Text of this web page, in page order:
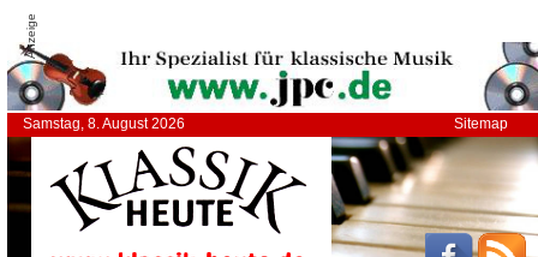
Anzeige
Samstag, 8. August 2026 Sitemap